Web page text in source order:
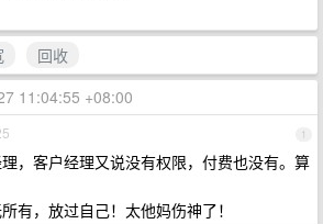
回收
11:04:55 +08:00
1
，客户经理又说没有权限，付费也没有。算
有，放过自己！太他妈伤神了！